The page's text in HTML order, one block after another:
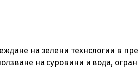
на зелени технологии в
на суровини и вода,